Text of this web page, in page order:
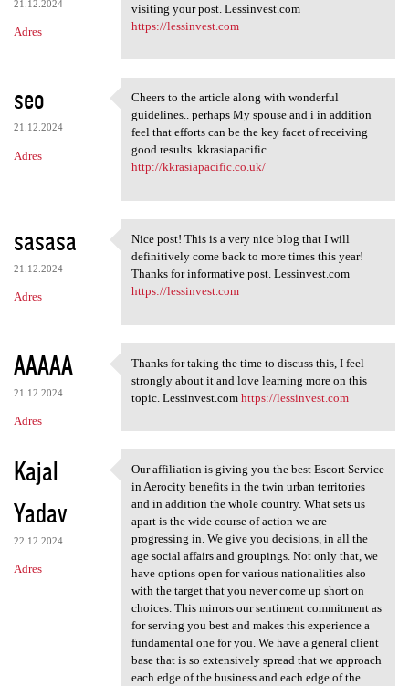
21.12.2024
Adres
visiting your post. Lessinvest.com
https://lessinvest.com
seo
21.12.2024
Adres
Cheers to the article along
Cheers to the article along with wonderful
guidelines.. perhaps My spouse and i in addition
feel that efforts can be the key facet of receiving
good results. kkrasiapacific
http://kkrasiapacific.co.uk/
sasasa
21.12.2024
Adres
Nice post! This is a very
Nice post! This is a very nice blog that I will
definitively come back to more times this year!
Thanks for informative post. Lessinvest.com
https://lessinvest.com
AAAAA
21.12.2024
Adres
Thanks for taking the time to
Thanks for taking the time to discuss this, I feel
strongly about it and love learning more on this
topic. Lessinvest.com https://lessinvest.com
Kajal
Yadav
22.12.2024
Adres
Our affiliation is giving you
Our affiliation is giving you the best Escort Service
in Aerocity benefits in the twin urban territories
and in addition the whole country. What sets us
apart is the wide course of action we are
progressing in. We give you decisions, in all the
age social affairs and groupings. Not only that, we
have options open for various nationalities also
with the target that you never come up short on
choices. This mirrors our sentiment commitment as
for serving you best and makes this experience a
fundamental one for you. We have a general client
base that is so extensively spread that we approach
each edge of the business and each edge of the